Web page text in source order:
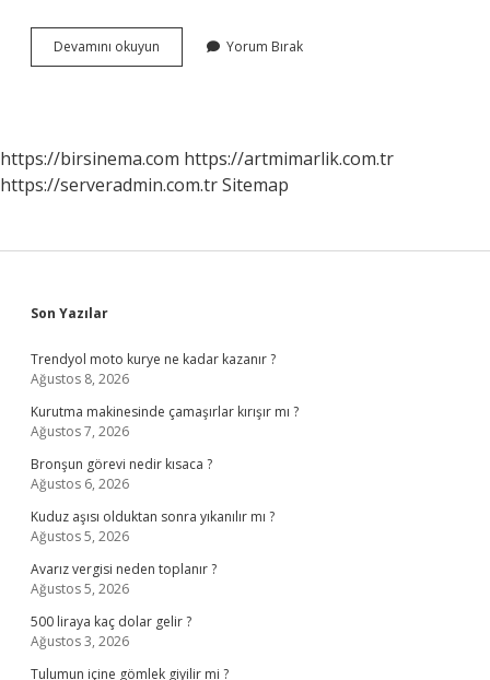
Devamını okuyun
Etmek
Yorum Bırak
https://birsinema.com https://artmimarlik.com.tr
https://serveradmin.com.trSitemap
Sidebar
Son Yazılar
Trendyol moto kurye ne kadar kazanır ?
Ağustos 8, 2026
Kurutma makinesinde çamaşırlar kırışır mı ?
Ağustos 7, 2026
Bronşun görevi nedir kısaca ?
Ağustos 6, 2026
Kuduz aşısı olduktan sonra yıkanılır mı ?
Ağustos 5, 2026
Avarız vergisi neden toplanır ?
Ağustos 5, 2026
500 liraya kaç dolar gelir ?
Ağustos 3, 2026
Tulumun içine gömlek giyilir mi ?